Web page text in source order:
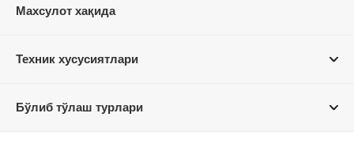
Махсулот хақида
Техник хусусиятлари
Бўлиб тўлаш турлари